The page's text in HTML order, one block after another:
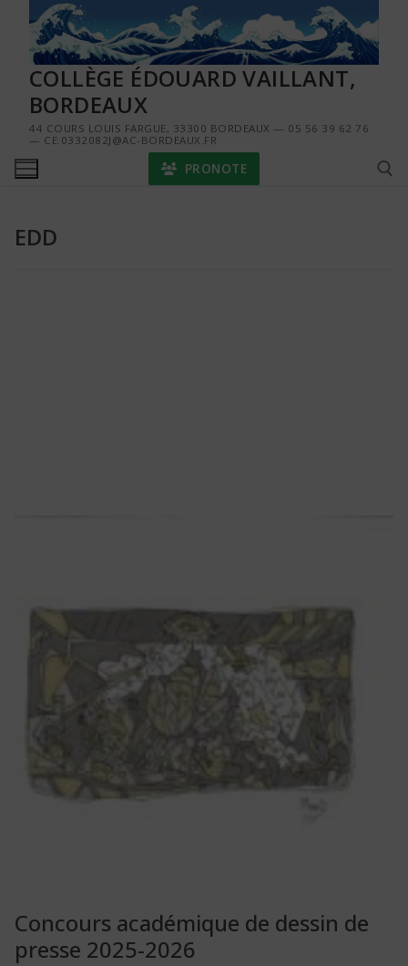
contenu
COLLÈGE ÉDOUARD VAILLANT,
BORDEAUX
44 COURS LOUIS FARGUE, 33300 BORDEAUX — 05 56 39 62 76
— CE.0332082J@AC-BORDEAUX.FR
PRONOTE
EDD
Concours académique de dessin de
presse 2025-2026